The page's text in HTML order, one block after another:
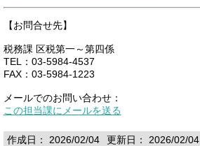
【お問合せ先】
税務課 区税第一～第四係
TEL：03-5984-4537
FAX：03-5984-1223
メールでのお問い合わせ：
この担当課にメールを送る
作成日： 2026/02/04 更新日： 2026/02/04